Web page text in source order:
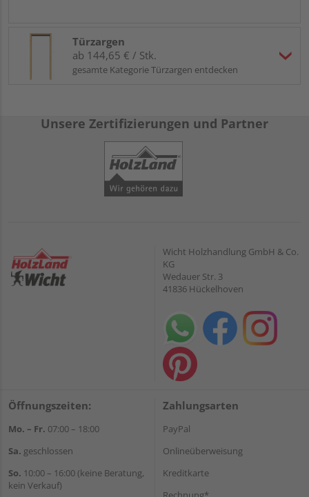
Türzargen
ab 144,65 € / Stk.
gesamte Kategorie Türzargen entdecken
Unsere Zertifizierungen und Partner
Wicht Holzhandlung GmbH & Co.
KG
Wedauer Str. 3
41836 Hückelhoven
Öffnungszeiten:
Mo. – Fr. 07:00 – 18:00
Sa. geschlossen
So. 10:00 – 16:00 (keine Beratung,
kein Verkauf)
Zahlungsarten
PayPal
Onlineüberweisung
Kreditkarte